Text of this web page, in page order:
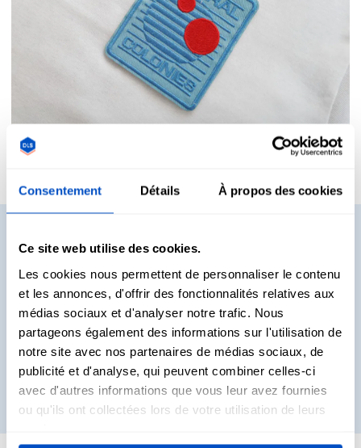
Consentement Détails À propos des cookies
Ce site web utilise des cookies.
Les cookies nous permettent de personnaliser le contenu
et les annonces, d'offrir des fonctionnalités relatives aux
médias sociaux et d'analyser notre trafic. Nous
partageons également des informations sur l'utilisation de
notre site avec nos partenaires de médias sociaux, de
publicité et d'analyse, qui peuvent combiner celles-ci
avec d'autres informations que vous leur avez fournies
ou qu'ils ont collectées lors de votre utilisation de leurs
Vous voulez voir des
échantillons ?
Vous voulez voir et toucher de vraies étiquettes avant de
décider ce que vous allez acheter ? Pas de problème.
Recevez des packs d'échantillons directement chez vous !
Obtenez des échantillons